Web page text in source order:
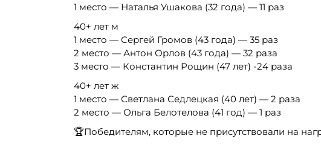
1 место — Наталья Ушакова (32 года) — 11 раз
40+ лет м
1 место — Сергей Громов (43 года) — 35 раз
2 место — Антон Орлов (43 года) — 32 раза
3 место — Константин Рощин (47 лет) -24 раза
40+ лет ж
1 место — Светлана Седлецкая (40 лет) — 2 раза
2 место — Ольга Белотелова (41 год) — 1 раз
🏆Победителям, которые не присутствовали на